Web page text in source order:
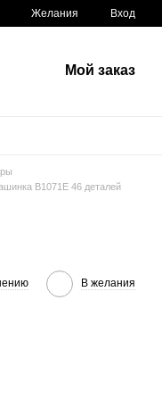
Желания Вход
Мой заказ
B1071E 46 деталей
В желания